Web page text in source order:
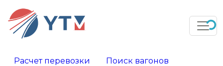
Расчет перевозки
Поиск вагонов